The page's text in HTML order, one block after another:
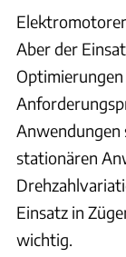
Aber der
Optimierungen
Anwendungen
stationären
Einsatz in
wichtig.